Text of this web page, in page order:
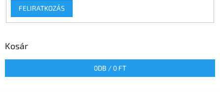
FELIRATKOZÁS
Kosár
0DB / 0 FT